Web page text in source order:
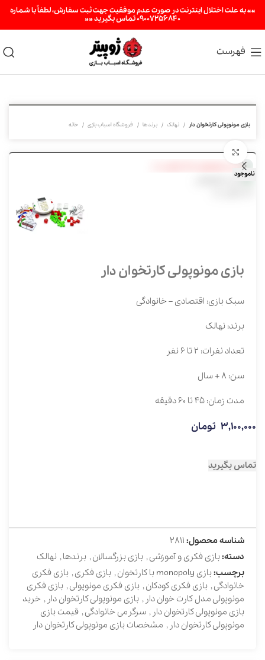
«« به علت اختلال اینترنت در صورت عدم موفقیت جهت ثبت سفارش، لطفاً با شماره
09007256840 تماس بگیرید »»
فهرست
بازی مونوپولی کارتخوان دار
ناموجود
برای بزرگنمایی کلیک کنید
بازی مونوپولی کارتخوان دار
سبک بازی: اقتصادی – خانوادگی
برند: نهالک
تعداد نفرات: 2 تا 6 نفر
سن: 8 + سال
مدت زمان: 45 تا 60 دقیقه
3,100,000 تومان
تماس بگیرید
شناسه محصول: 2811
دسته:بازی فکری و آموزشی, بازی بزرگسالان, برندها, نهالک
برچسب:بازی monopoly با کارتخوان , بازی فکری, بازی فکری
خانوادگی, بازی فکری کودکان, بازی فکری مونوپولی, بازی فکری
مونوپولی مدل کارت خوان دار , بازی مونوپولی کارتخوان دار , خرید
بازی مونوپولی کارتخوان دار , سرگرمی خانوادگی, قیمت بازی
مونوپولی کارتخوان دار , مشخصات بازی مونوپولی کارتخوان دار